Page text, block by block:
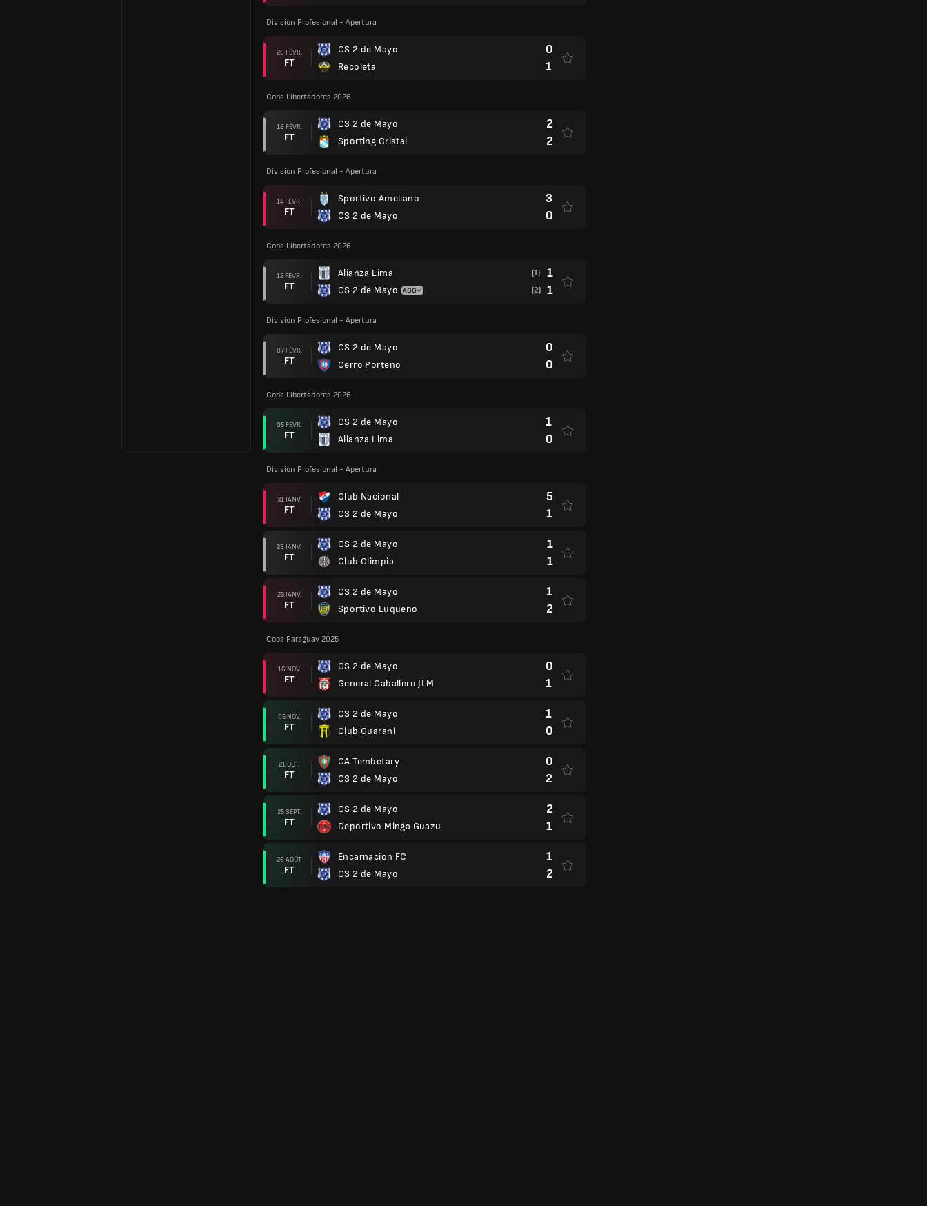
Division Profesional - Apertura
20 FÉVR.
FT
CS 2 de Mayo
Recoleta
0
1
Copa Libertadores 2026
18 FÉVR.
FT
CS 2 de Mayo
Sporting Cristal
2
2
Division Profesional - Apertura
14 FÉVR.
FT
Sportivo Ameliano
CS 2 de Mayo
3
0
Copa Libertadores 2026
12 FÉVR.
FT
Alianza Lima
CS 2 de Mayo
(1) 1
(2) 1
Division Profesional - Apertura
07 FÉVR.
FT
CS 2 de Mayo
Cerro Porteno
0
0
Copa Libertadores 2026
05 FÉVR.
FT
CS 2 de Mayo
Alianza Lima
1
0
Division Profesional - Apertura
31 JANV.
FT
Club Nacional
CS 2 de Mayo
5
1
28 JANV.
FT
CS 2 de Mayo
Club Olimpia
1
1
23 JANV.
FT
CS 2 de Mayo
Sportivo Luqueno
1
2
Copa Paraguay 2025
16 NOV.
FT
CS 2 de Mayo
General Caballero JLM
0
1
05 NOV.
FT
CS 2 de Mayo
Club Guaraní
1
0
21 OCT.
FT
CA Tembetary
CS 2 de Mayo
0
2
25 SEPT.
FT
CS 2 de Mayo
Deportivo Minga Guazu
2
1
26 AOÛT
FT
Encarnacion FC
CS 2 de Mayo
1
2